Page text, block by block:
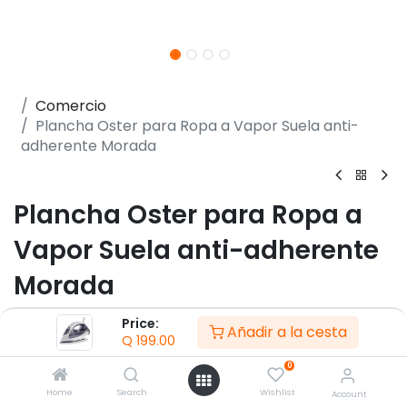
Price:
Q 199.00 Añadir a la cesta
Home Search
0
Wishlist Account
Comercio
Plancha Oster para Ropa a Vapor Suela anti-
adherente Morada
Plancha Oster para Ropa a
Vapor Suela anti-adherente
Morada
(0 reseña)
- Control de temperatura
- Suela anti-adherente
- Tanque de agua de 160 ml